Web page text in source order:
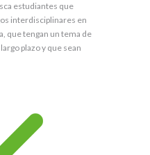
estudiantes que
interdisciplinares en
que tengan un tema de
plazo y que sean